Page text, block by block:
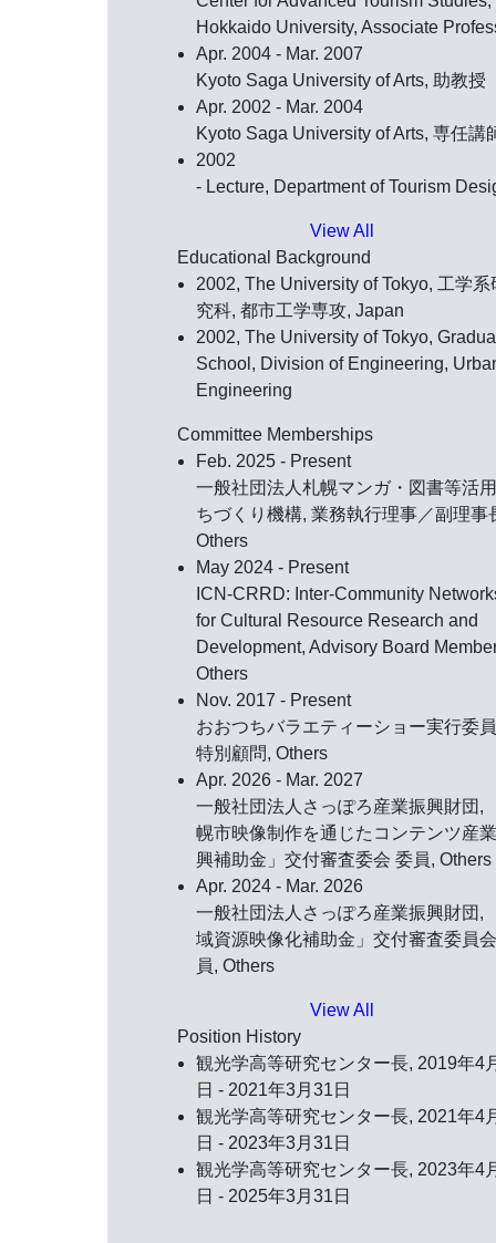
Hokkaido University, Associate
Apr. 2004 - Mar. 2007
Kyoto Saga University of Arts, 助教授
Apr. 2002 - Mar. 2004
Kyoto Saga University of Arts, 専任講
2002
- Lecture, Department of Tourism
View All
Educational Background
2002, The University of Tokyo, 工学系
究科, 都市工学専攻, Japan
2002, The University of Tokyo,
School, Division of Engineering,
Engineering
Committee Memberships
Feb. 2025 - Present
一般社団法人札幌マンガ・図書等活
ちづくり機構, 業務執行理事／副理事
Others
May 2024 - Present
ICN-CRRD: Inter-Community
for Cultural Resource Research and
Development, Advisory Board
Others
Nov. 2017 - Present
おおつちバラエティーショー実行委
特別顧問, Others
Apr. 2026 - Mar. 2027
一般社団法人さっぽろ産業振興財団,
幌市映像制作を通じたコンテンツ産
興補助金」交付審査委会 委員, Others
Apr. 2024 - Mar. 2026
一般社団法人さっぽろ産業振興財団,
域資源映像化補助金」交付審査委員
員, Others
View All
Position History
観光学高等研究センター長, 2019年4
日 - 2021年3月31日
観光学高等研究センター長, 2021年4
日 - 2023年3月31日
観光学高等研究センター長, 2023年4
日 - 2025年3月31日